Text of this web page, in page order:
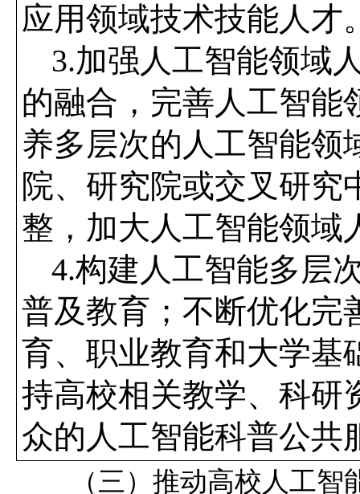
应用领域技术技能人才
3.加强人工智能领域
的融合，完善人工智能
养多层次的人工智能领
院、研究院或交叉研
整，加大人工智能领域
4.构建人工智能多层
普及教育；不断优化完
育、职业教育和大学基
持高校相关教学、科研
众的人工智能科普公共
（三）推动高校人工智